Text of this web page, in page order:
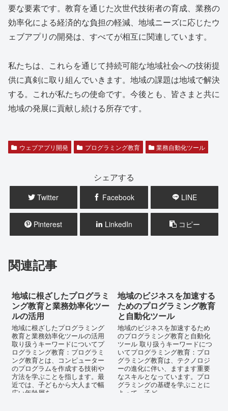
要な要素です。教育を通じた次世代技術者の育成、業務の
効率化による経済的な負担の軽減、地域ニーズに応じたウ
ェブアプリの開発は、すべてが相互に関連しています。
私たちは、これらを通じて持続可能な地域社会への技術提
供に真剣に取り組んでいきます。地域の課題は地域で解決
する。これが私たちの使命です。今後とも、皆さまと共に
地域の発展に貢献し続ける所存です。
ウェブアプリ開発 プログラミング教育 業務自動化ツール
シェアする
Twitter Facebook LINE
Pinterest LinkedIn コピー
関連記事
地域に根ざしたプログラミ
ング教育と業務効率化ツー
ルの活用
地域に根ざしたプログラミング
教育と業務効率化ツールの活用
取り扱うキーワードについてプ
ログラミング教育：プログラミ
ング教育とは、コンピューター
のプログラムを作成する技術や
方法を学ぶことを指します。最
近では、子どもから大人まで幅
広い年齢層を...
地域のビジネスを加速する
ためのプログラミング教育
と自動化ツール
地域のビジネスを加速するため
のプログラミング教育と自動化
ツール 取り扱うキーワードにつ
いてプログラミング教育：プロ
グラミング教育は、テクノロジ
ーの進化に伴い、ますます重要
なスキルとなっています。プロ
グラミングの基礎を学ぶことに
よって、子ど...